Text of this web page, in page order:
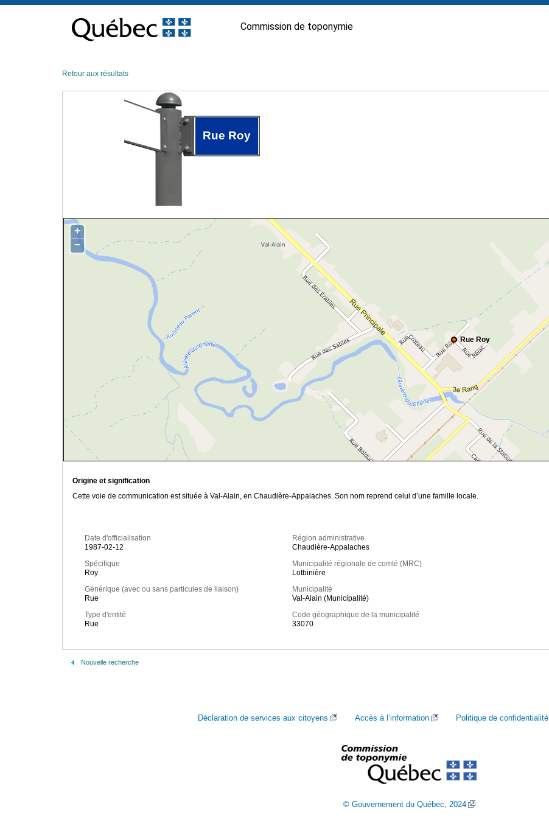
contenu
Commission de toponymie
Retour aux résultats
Rue Roy
Rue Roy
+
−
Origine et signification
Cette voie de communication est située à Val-Alain, en Chaudière-Appalaches. Son nom reprend celui d’une famille locale.
Date d'officialisation
1987-02-12
Spécifique
Roy
Générique (avec ou sans particules de liaison)
Rue
Type d'entité
Rue
Région administrative
Chaudière-Appalaches
Municipalité régionale de comté (MRC)
Lotbinière
Municipalité
Val-Alain (Municipalité)
Code géographique de la municipalité
33070
Nouvelle recherche
Déclaration de services aux citoyens Accès à l’information Politique de confidentialité
© Gouvernement du Québec, 2024